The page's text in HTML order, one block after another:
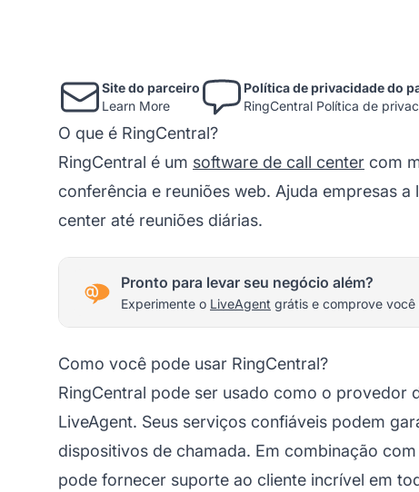
Site do parceiro
Learn More
Política de privacidade do
RingCentral Política de
O que é RingCentral?
RingCentral é um software de call center com
conferência e reuniões web. Ajuda empresas
center até reuniões diárias.
Pronto para levar seu negócio além?
Experimente o LiveAgent grátis e comprove você
Como você pode usar RingCentral?
RingCentral pode ser usado como o provedor
LiveAgent. Seus serviços confiáveis podem
dispositivos de chamada. Em combinação
pode fornecer suporte ao cliente incrível em